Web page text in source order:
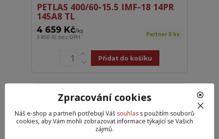
PETLAS 400/60-15.5 IMF-18 14PR
145A8 TL
4 659 Kč/ks
3 850 Kč bez DPH Partner 5 ks
Přidat do košíku
Zpracování cookies
Náš e-shop a partneři potřebují Váš souhlass použitím souborů
cookies, aby Vám mohli zobrazovat informace týkající se Vašich
zájmů.